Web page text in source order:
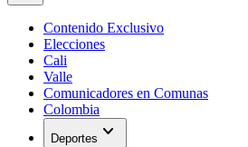
Contenido Exclusivo
Elecciones
Cali
Valle
Comunicadores en Comunas
Colombia
Deportes expand_more